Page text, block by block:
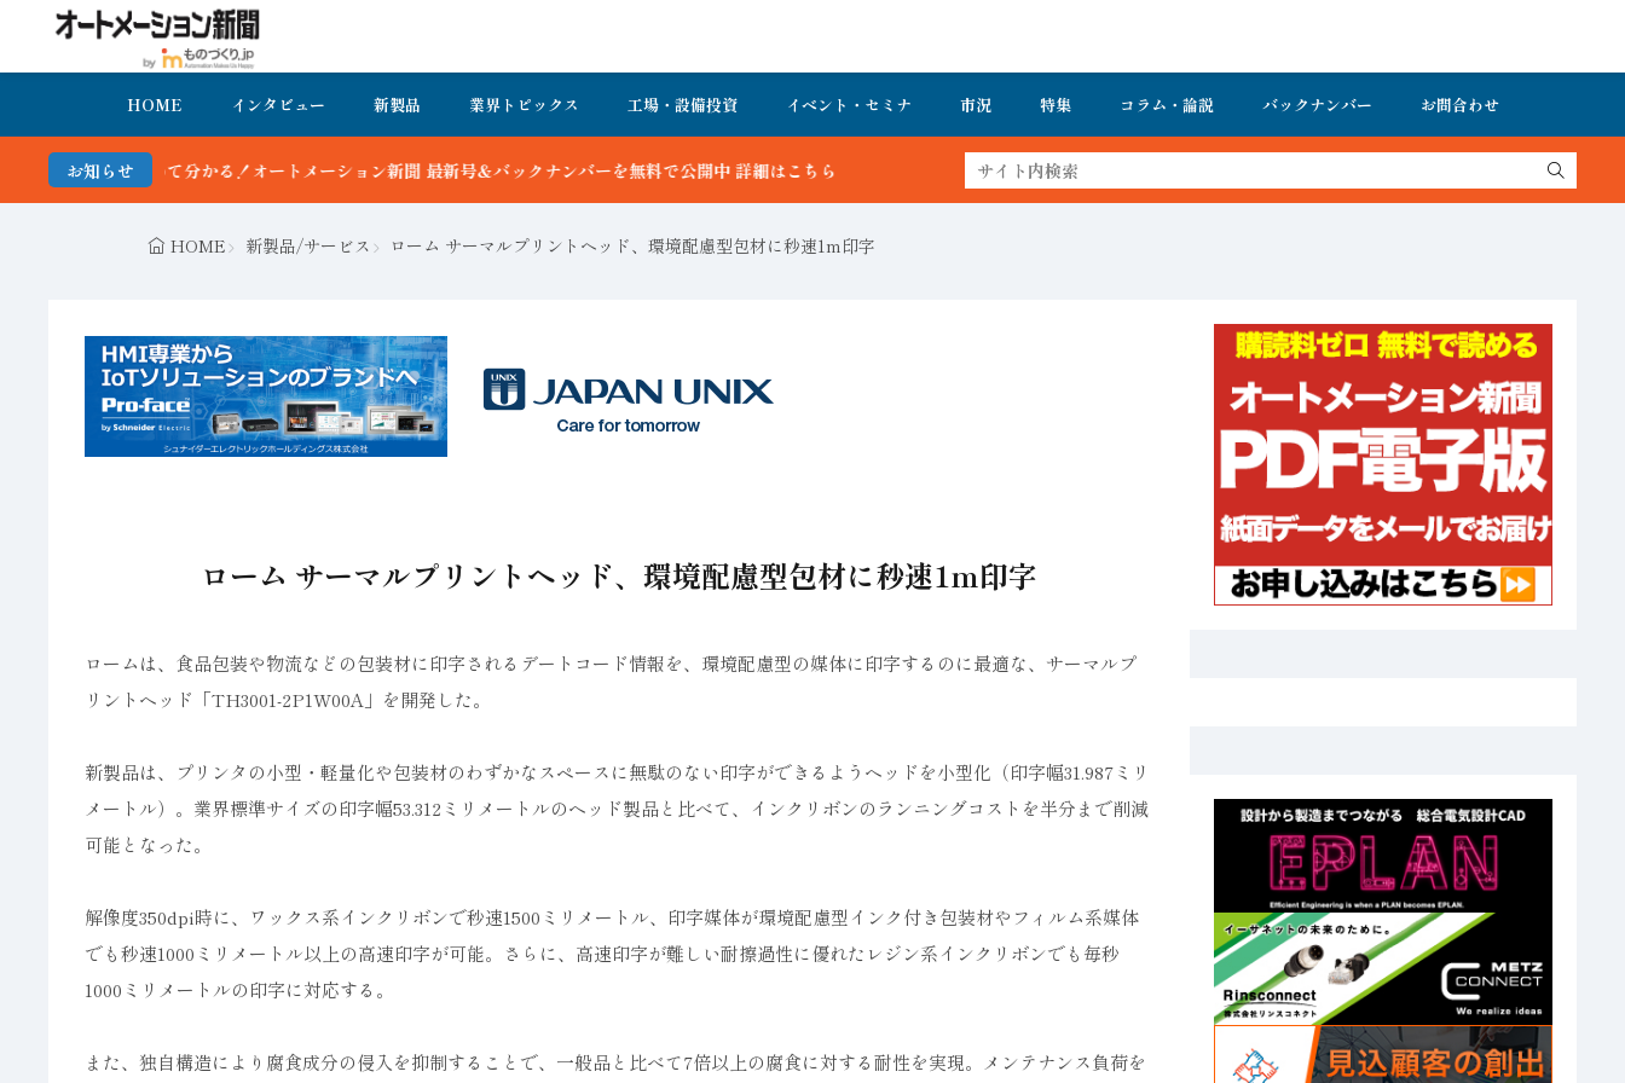
HOME インタビュー 新製品 業界トピックス 工場・設備投資 イベント・セミナ 市況 特集 コラム・論説 バックナンバー お問合わせ
お知らせ
オートメーション新聞 最新号＆バックナンバーを無料で公開中 詳細はこちら
HOME 新製品/サービス ローム サーマルプリントヘッド、環境配慮型包材に秒速1m印字
ローム サーマルプリントヘッド、環境配慮型包材に秒速1m印字
ロームは、食品包装や物流などの包装材に印字されるデートコード情報を、環境配慮型の媒体に印字するのに最適な、サーマルプ
リントヘッド「TH3001-2P1W00A」を開発した。
新製品は、プリンタの小型・軽量化や包装材のわずかなスペースに無駄のない印字ができるようヘッドを小型化（印字幅31.987ミリ
メートル）。業界標準サイズの印字幅53.312ミリメートルのヘッド製品と比べて、インクリボンのランニングコストを半分まで削減
可能となった。
解像度350dpi時に、ワックス系インクリボンで秒速1500ミリメートル、印字媒体が環境配慮型インク付き包装材やフィルム系媒体
でも秒速1000ミリメートル以上の高速印字が可能。さらに、高速印字が難しい耐擦過性に優れたレジン系インクリボンでも毎秒
1000ミリメートルの印字に対応する。
また、独自構造により腐食成分の侵入を抑制することで、一般品と比べて7倍以上の腐食に対する耐性を実現。メンテナンス負荷を